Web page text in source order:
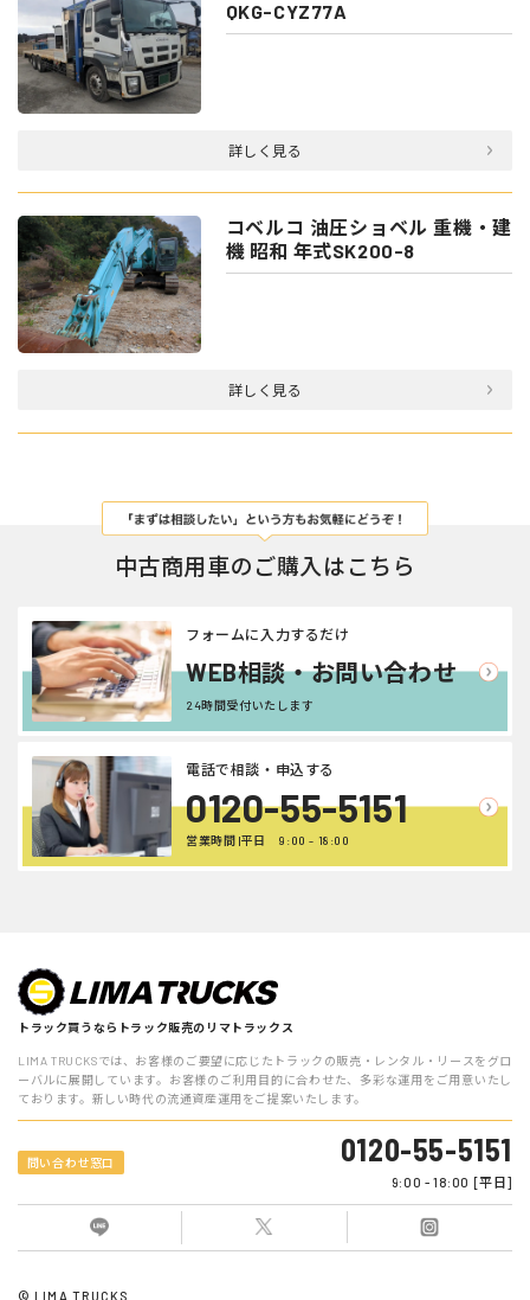
QKG-CYZ77A
詳しく見る
コベルコ 油圧ショベル 重機・建
機 昭和 年式SK200-8
詳しく見る
中古商用車のご購入はこちら
WEB相談・お問い合わせ
フォームに入力するだけ
24時間受付いたします
0120-55-5151
電話で相談・申込する
営業時間 |平日 9:00 - 18:00
トラック買うならトラック販売のリマトラックス
LIMA TRUCKSでは、お客様のご要望に応じたトラックの販売・レンタル・リースをグロ
ーバルに展開しています。お客様のご利用目的に合わせた、多彩な運用をご用意いたし
ております。新しい時代の流通資産運用をご提案いたします。
問い合わせ窓口 0120-55-5151
9:00 - 18:00 [平日]
© LIMA TRUCKS